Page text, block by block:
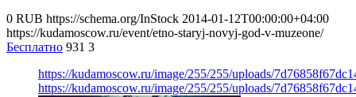
0 RUB https://schema.org/InStock 2014-01-12T00:00:00+04:00
https://kudamoscow.ru/event/etno-staryj-novyj-god-v-muzeone/
Бесплатно 931 3
https://kudamoscow.ru/image/255/255/uploads/
https://kudamoscow.ru/image/255/255/uploads/